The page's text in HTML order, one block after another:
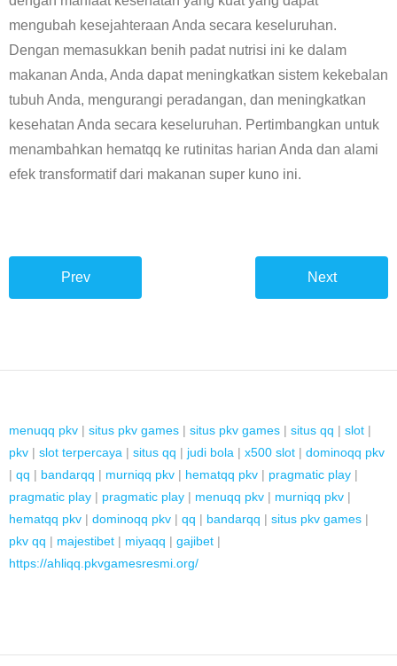
mengubah kesejahteraan Anda secara keseluruhan.
Dengan memasukkan benih padat nutrisi ini ke dalam
makanan Anda, Anda dapat meningkatkan sistem kekebalan
tubuh Anda, mengurangi peradangan, dan meningkatkan
kesehatan Anda secara keseluruhan. Pertimbangkan untuk
menambahkan hematqq ke rutinitas harian Anda dan alami
efek transformatif dari makanan super kuno ini.
Prev Next
menuqq pkv | situs pkv games | situs pkv games | situs qq | slot |
pkv | slot terpercaya | situs qq | judi bola | x500 slot | dominoqq pkv
| qq | bandarqq | murniqq pkv | hematqq pkv | pragmatic play |
pragmatic play | pragmatic play | menuqq pkv | murniqq pkv |
hematqq pkv | dominoqq pkv | qq | bandarqq | situs pkv games |
pkv qq | majestibet | miyaqq | gajibet |
https://ahliqq.pkvgamesresmi.org/